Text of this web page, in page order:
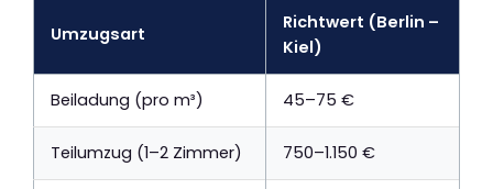
Umzugsart
Richtwert (Berlin –
Kiel)
Beiladung (pro m³) 45–75 €
Teilumzug (1–2 Zimmer) 750–1.150 €